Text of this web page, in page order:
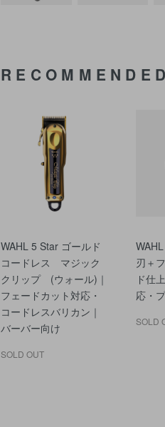
WAHL 5 Star ゴールド
コードレス マジック
クリップ (ウォール)｜
フェードカット対応・
コードレスバリカン｜
バーバー向け
SOLD OUT
刃＋
ド仕
応・
SOLD